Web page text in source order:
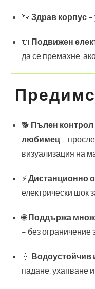
🐾Здрав корпус –
🔌 Подвижен
да се премахне,
🐕 Пълен
любимец –
визуализация на
⚡Дистанционно
електрически шок
🌐Поддържа
– без ограничение
💧 Водоустойчив
падане, ухапване